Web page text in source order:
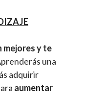
mejores y te
una
adquirir
aumentar